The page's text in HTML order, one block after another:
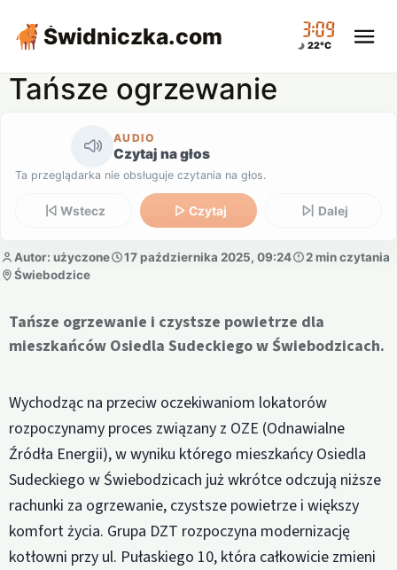
Świdniczka.com 03:09
22°C
Tańsze ogrzewanie
AUDIO
Czytaj na głos
Ta przeglądarka nie obsługuje czytania na głos.
Wstecz Czytaj Dalej
Autor: użyczone 17 października 2025, 09:24
2 min czytania
Świebodzice
Tańsze ogrzewanie i czystsze powietrze dla
mieszkańców Osiedla Sudeckiego w Świebodzicach.
Wychodząc na przeciw oczekiwaniom lokatorów
rozpoczynamy proces związany z OZE (Odnawialne
Źródła Energii), w wyniku którego mieszkańcy Osiedla
Sudeckiego w Świebodzicach już wkrótce odczują niższe
rachunki za ogrzewanie, czystsze powietrze i większy
komfort życia. Grupa DZT rozpoczyna modernizację
kotłowni przy ul. Pułaskiego 10, która całkowicie zmieni